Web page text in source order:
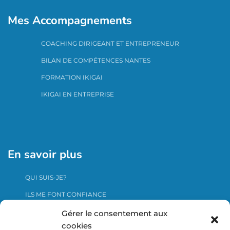
Gérer le consentement aux
cookies
Mes Accompagnements
COACHING DIRIGEANT ET ENTREPRENEUR
BILAN DE COMPÉTENCES NANTES
FORMATION IKIGAI
IKIGAI EN ENTREPRISE
En savoir plus
QUI SUIS-JE?
ILS ME FONT CONFIANCE
ME CONTACTER